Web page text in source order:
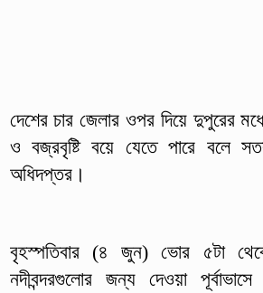
দেশের চার জেলার ওপর দিয়ে দুপুরের
ও বজ্রবৃষ্টি বয়ে যেতে পারে বলে
অধিদপ্তর।
বৃহস্পতিবার (৪ জুন) ভোর ৫টা
নদীবন্দরগুলোর জন্য দেওয়া